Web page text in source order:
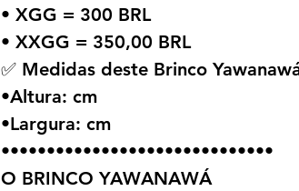
• XGG = 300 BRL
• XXGG = 350,00 BRL
✅ Medidas deste Brinco
•Altura: cm
•Largura: cm
••••••••••••••••••••••••••••••
O BRINCO YAWANAWÁ